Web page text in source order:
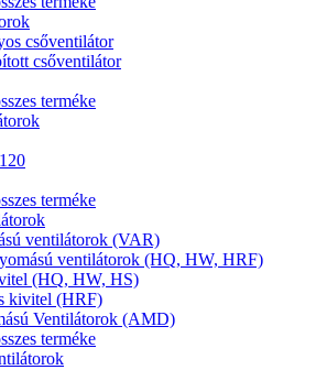
csőventilátor
csőventilátor
terméke
terméke
ventilátorok (VAR)
ventilátorok (HQ, HW, HRF)
(HQ, HW, HS)
kivitel (HRF)
Ventilátorok (AMD)
terméke